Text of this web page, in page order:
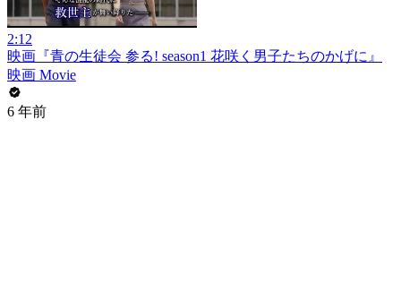
2:12
映画『青の生徒会 参る! season1 花咲く男子たちのかげに』
映画 Movie
6 年前